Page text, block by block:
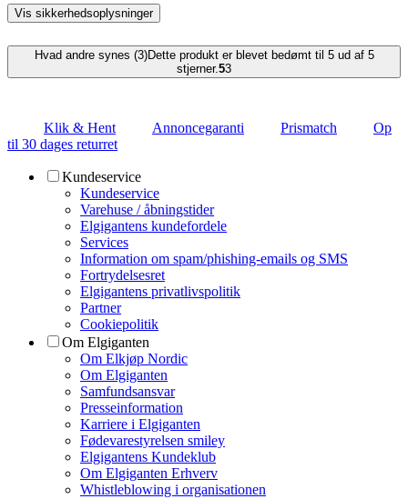
Vis sikkerhedsoplysninger
Hvad andre synes (3)Dette produkt er blevet bedømt til 5 ud af 5
stjerner.53
Klik & Hent Annoncegaranti Prismatch
Op
til 30 dages returret
Kundeservice
Kundeservice
Varehuse / åbningstider
Elgigantens kundefordele
Services
Information om spam/phishing-emails og SMS
Fortrydelsesret
Elgigantens privatlivspolitik
Partner
Cookiepolitik
Om Elgiganten
Om Elkjøp Nordic
Om Elgiganten
Samfundsansvar
Presseinformation
Karriere i Elgiganten
Fødevarestyrelsen smiley
Elgigantens Kundeklub
Om Elgiganten Erhverv
Whistleblowing i organisationen